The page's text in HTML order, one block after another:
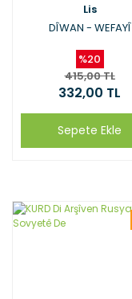
Lis
DÎWAN - WEFAYÎ
%20
415,00 TL
332,00 TL
Sepete Ekle